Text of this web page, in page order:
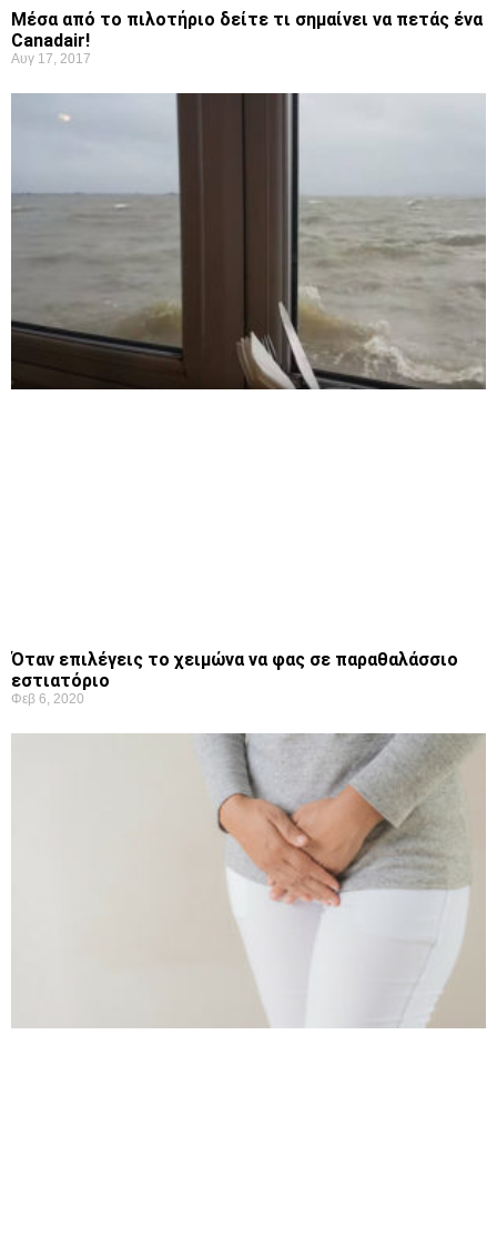
Μέσα από το πιλοτήριο δείτε τι σημαίνει να πετάς ένα
Canadair!
Αυγ 17, 2017
Όταν επιλέγεις το χειμώνα να φας σε παραθαλάσσιο
εστιατόριο
Φεβ 6, 2020